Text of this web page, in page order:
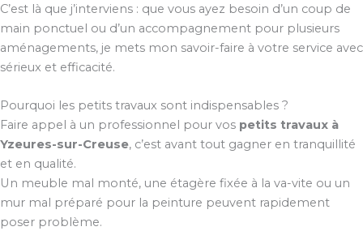
C’est là que j’interviens : que vous ayez besoin d’un coup de
main ponctuel ou d’un accompagnement pour plusieurs
aménagements, je mets mon savoir-faire à votre service avec
sérieux et efficacité.
Pourquoi les petits travaux sont indispensables ?
Faire appel à un professionnel pour vos petits travaux à
Yzeures-sur-Creuse, c’est avant tout gagner en tranquillité
et en qualité.
Un meuble mal monté, une étagère fixée à la va-vite ou un
mur mal préparé pour la peinture peuvent rapidement
poser problème.